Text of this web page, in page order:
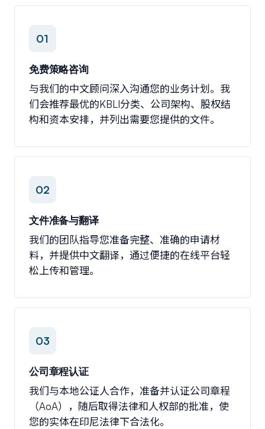
01
免费策略咨询
与我们的中文顾问深入沟通您的业务计划。我
们会推荐最优的KBLI分类、公司架构、股权结
构和资本安排，并列出需要您提供的文件。
02
文件准备与翻译
我们的团队指导您准备完整、准确的申请材
料，并提供中文翻译，通过便捷的在线平台轻
松上传和管理。
03
公司章程认证
我们与本地公证人合作，准备并认证公司章程
（AoA），随后取得法律和人权部的批准，使
您的实体在印尼法律下合法化。